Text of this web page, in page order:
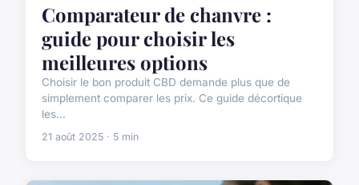
Comparateur de chanvre :
guide pour choisir les
meilleures options
Choisir le bon produit CBD demande plus que de
simplement comparer les prix. Ce guide décortique
les...
21 août 2025 · 5 min